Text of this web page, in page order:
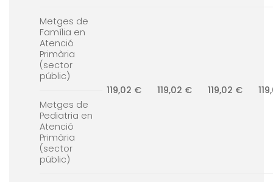
Metges de
Família en
Atenció
Primària
(sector
públic)
119,02 €
119,02 € 119,02 €
Metges de
Pediatria en
Atenció
Primària
(sector
públic)